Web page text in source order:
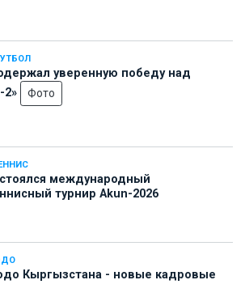
уверенную победу над
Фото
международный
турнир Akun-2026
Кыргызстана - новые кадровые